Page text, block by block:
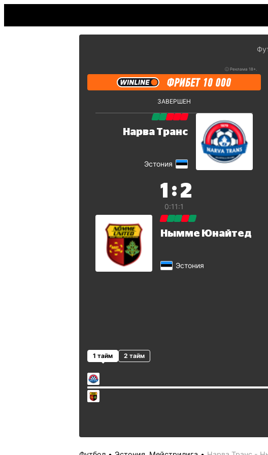
ⓘ Реклама 18+.
ЗАВЕРШЕН
Нарва Транс
Эстония
1 : 2
0:11:1
Нымме Юнайтед
Эстония
1 тайм 2 тайм